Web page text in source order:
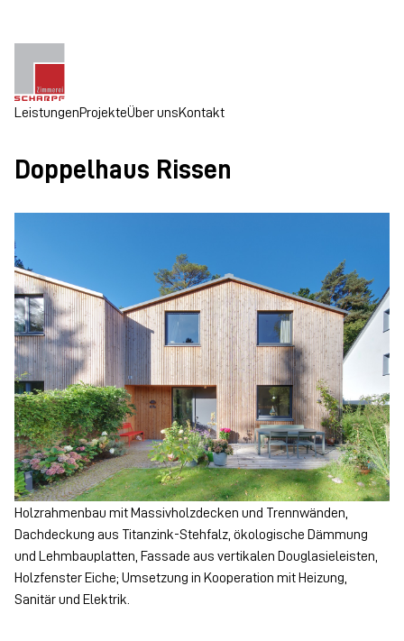
LeistungenProjekteÜber unsKontakt
Doppelhaus Rissen
Holzrahmenbau mit Massivholzdecken und Trennwänden,
Dachdeckung aus Titanzink-Stehfalz, ökologische Dämmung
und Lehmbauplatten, Fassade aus vertikalen Douglasieleisten,
Holzfenster Eiche; Umsetzung in Kooperation mit Heizung,
Sanitär und Elektrik.